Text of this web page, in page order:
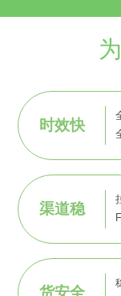
时效快
渠道稳
货安全